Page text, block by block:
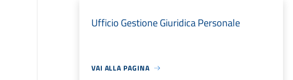
Ufficio Gestione Giuridica Personale
VAI ALLA PAGINA